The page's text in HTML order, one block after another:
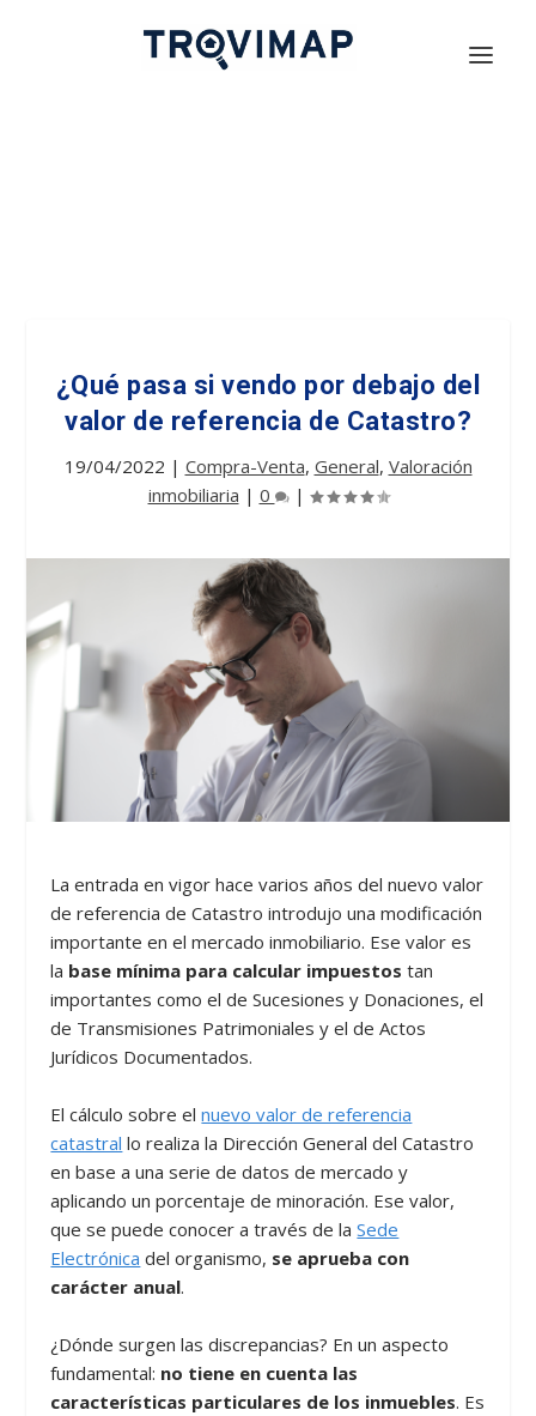
¿Qué pasa si vendo por debajo del
valor de referencia de Catastro?
19/04/2022 | Compra-Venta, General, Valoración
inmobiliaria | 0 |
La entrada en vigor hace varios años del nuevo valor
de referencia de Catastro introdujo una modificación
importante en el mercado inmobiliario. Ese valor es
la base mínima para calcular impuestos tan
importantes como el de Sucesiones y Donaciones, el
de Transmisiones Patrimoniales y el de Actos
Jurídicos Documentados.
El cálculo sobre elnuevo valor de referencia
catastral lo realiza la Dirección General del Catastro
en base a una serie de datos de mercado y
aplicando un porcentaje de minoración. Ese valor,
que se puede conocer a través de laSede
Electrónica del organismo, se aprueba con
carácter anual.
¿Dónde surgen las discrepancias? En un aspecto
fundamental: no tiene en cuenta las
características particulares de los inmuebles. Es